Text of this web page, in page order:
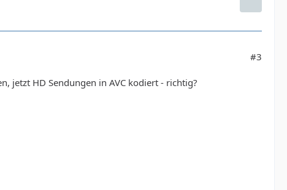
#3
jetzt HD Sendungen in AVC kodiert - richtig?